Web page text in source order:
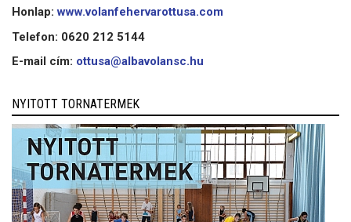
Honlap:www.volanfehervarottusa.com
Telefon: 0620 212 5144
E-mail cím: ottusa@albavolansc.hu
NYITOTT TORNATERMEK